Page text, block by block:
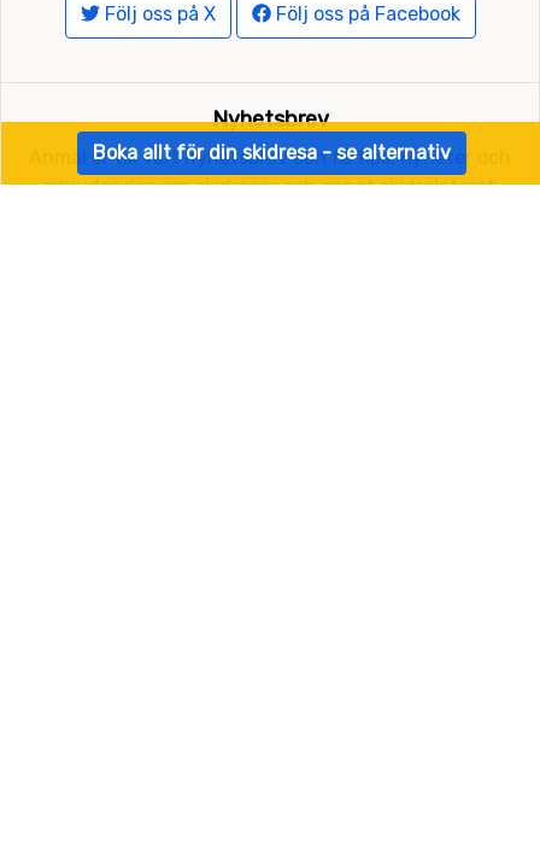
Boka allt för din skidresa - se alternativ
Följ oss på X Följ oss på Facebook
Nyhetsbrev
Anmäl er till vårt nyhetsbrev och få tips, nyheter och
erbjudanden om skidresor och annat skidrelaterat.